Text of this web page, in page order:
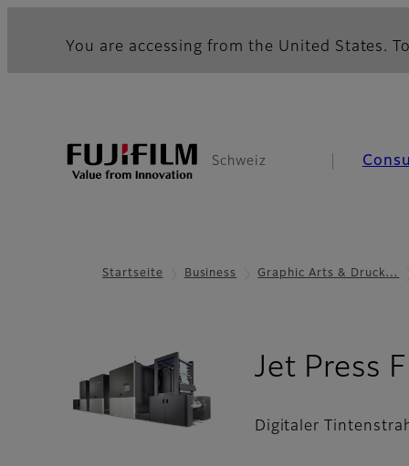
You are accessing from the United States.
Schweiz
Startseite Business Graphic Arts & Druck…
Jet Press
Digitaler